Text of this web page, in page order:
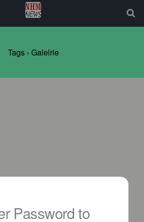
Tags › Galelrie
Password to